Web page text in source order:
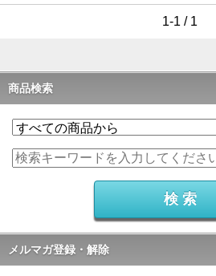
1-1 / 1
商品検索
メルマガ登録・解除